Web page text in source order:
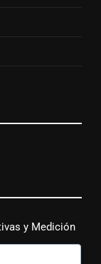
y Medición